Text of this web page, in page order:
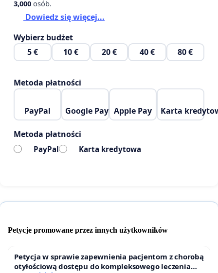
3,000 osób.
Dowiedz się więcej...
Wybierz budżet
5 €
10 € 20 € 40 € 80 €
Metoda płatności
PayPal Google Pay Apple Pay Karta
Metoda płatności
PayPal Karta kredytowa
Petycje promowane przez innych użytkowników
Petycja w sprawie zapewnienia pacjentom z chorobą
otyłościową dostępu do kompleksowego leczenia